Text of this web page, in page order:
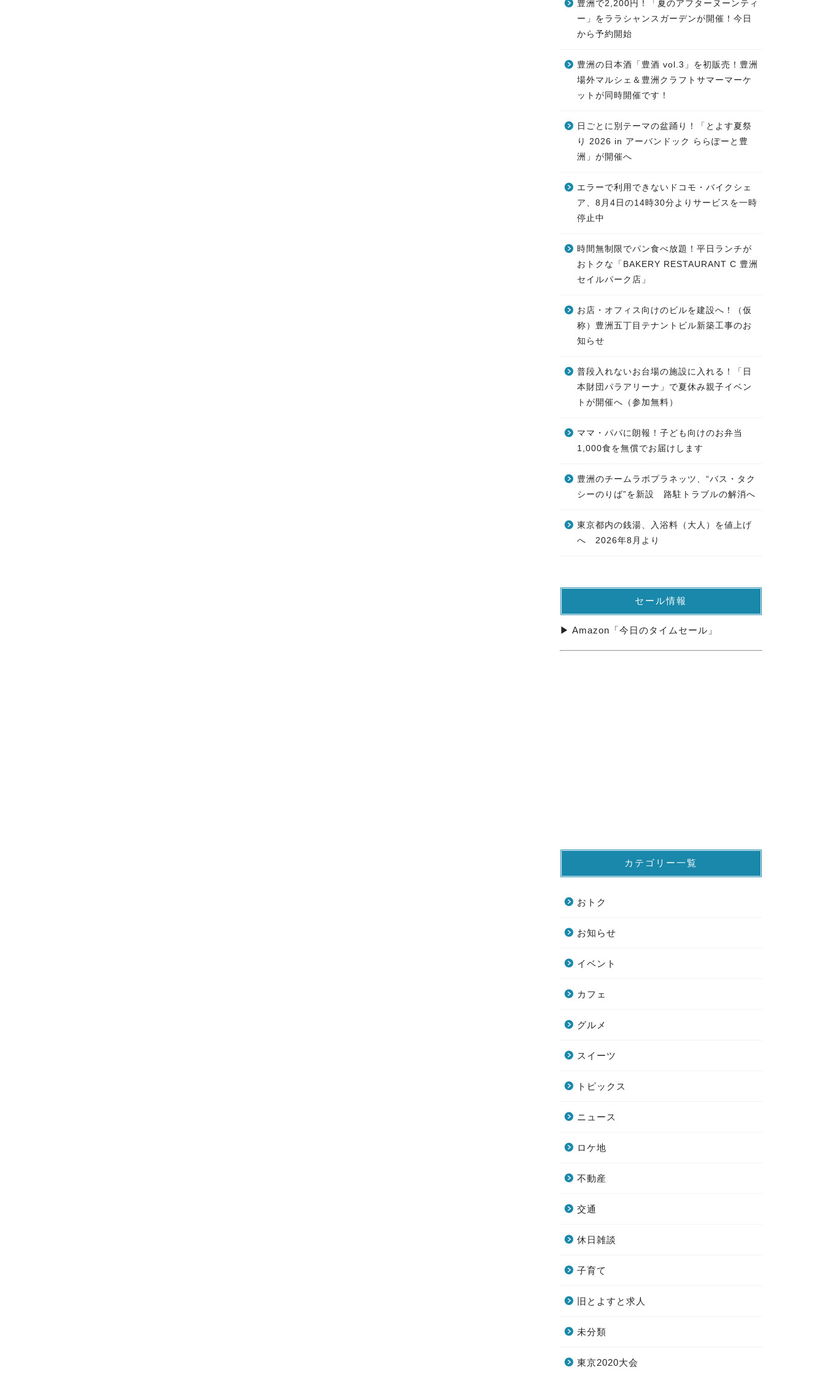
豊洲で2,200円！「夏のアフターヌーンティ
ー」をララシャンスガーデンが開催！今日
から予約開始
豊洲の日本酒「豊酒 vol.3」を初販売！豊洲
場外マルシェ＆豊洲クラフトサマーマーケ
ットが同時開催です！
日ごとに別テーマの盆踊り！「とよす夏祭
り 2026 in アーバンドック ららぽーと豊
洲」が開催へ
エラーで利用できないドコモ・バイクシェ
ア、8月4日の14時30分よりサービスを一時
停止中
時間無制限でパン食べ放題！平日ランチが
おトクな「BAKERY RESTAURANT C 豊洲
セイルパーク店」
お店・オフィス向けのビルを建設へ！（仮
称）豊洲五丁目テナントビル新築工事のお
知らせ
普段入れないお台場の施設に入れる！「日
本財団パラアリーナ」で夏休み親子イベン
トが開催へ（参加無料）
ママ・パパに朗報！子ども向けのお弁当
1,000食を無償でお届けします
豊洲のチームラボプラネッツ、“バス・タク
シーのりば”を新設 路駐トラブルの解消へ
東京都内の銭湯、入浴料（大人）を値上げ
へ 2026年8月より
セール情報
▶ Amazon「今日のタイムセール」
カテゴリー一覧
おトク
お知らせ
イベント
カフェ
グルメ
スイーツ
トピックス
ニュース
ロケ地
不動産
交通
休日雑談
子育て
旧とよすと求人
未分類
東京2020大会